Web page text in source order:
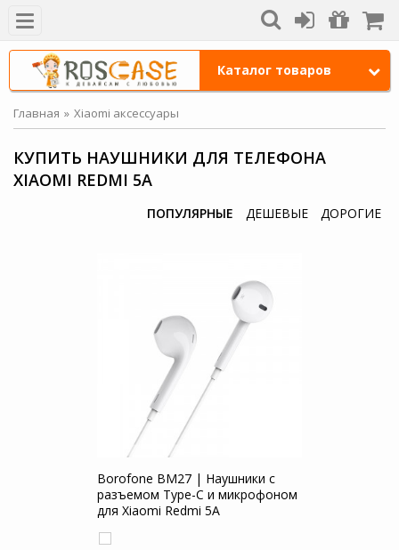
Каталог товаров
Главная Xiaomi аксессуары
КУПИТЬ НАУШНИКИ ДЛЯ ТЕЛЕФОНА
XIAOMI REDMI 5A
ПОПУЛЯРНЫЕ ДЕШЕВЫЕ ДОРОГИЕ
Borofone BM27 | Наушники с
разъемом Type-C и микрофоном
для Xiaomi Redmi 5A